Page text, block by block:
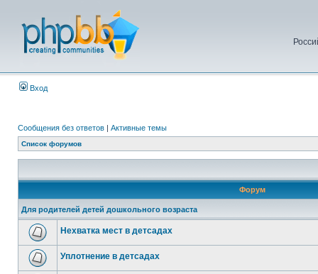
Вход
Сообщения без ответов | Активные темы
Список форумов
Форум
Для родителей детей дошкольного возраста
Нехватка мест в детсадах
Уплотнение в детсадах